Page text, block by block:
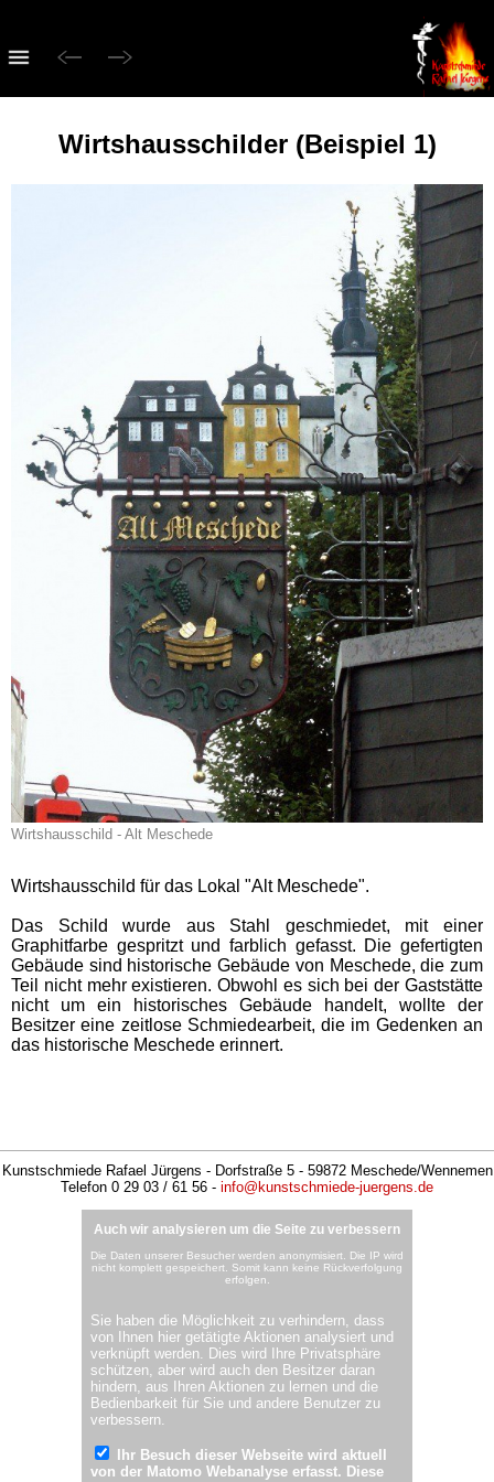
Wirtshausschilder (Beispiel 1)
Wirtshausschild - Alt Meschede
Wirtshausschild für das Lokal "Alt Meschede".
Das Schild wurde aus Stahl geschmiedet, mit einer
Graphitfarbe gespritzt und farblich gefasst. Die gefertigten
Gebäude sind historische Gebäude von Meschede, die zum
Teil nicht mehr existieren. Obwohl es sich bei der Gaststätte
nicht um ein historisches Gebäude handelt, wollte der
Besitzer eine zeitlose Schmiedearbeit, die im Gedenken an
das historische Meschede erinnert.
Kunstschmiede Rafael Jürgens - Dorfstraße 5 - 59872 Meschede/Wennemen
Telefon 0 29 03 / 61 56 - info@kunstschmiede-juergens.de
Auch wir analysieren um die Seite zu verbessern
Die Daten unserer Besucher werden anonymisiert. Die IP wird
nicht komplett gespeichert. Somit kann keine Rückverfolgung
erfolgen.